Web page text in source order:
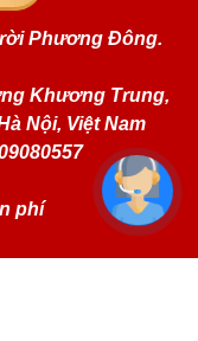
Phương Đông.
Khương Trung,
Nội, Việt Nam
phí